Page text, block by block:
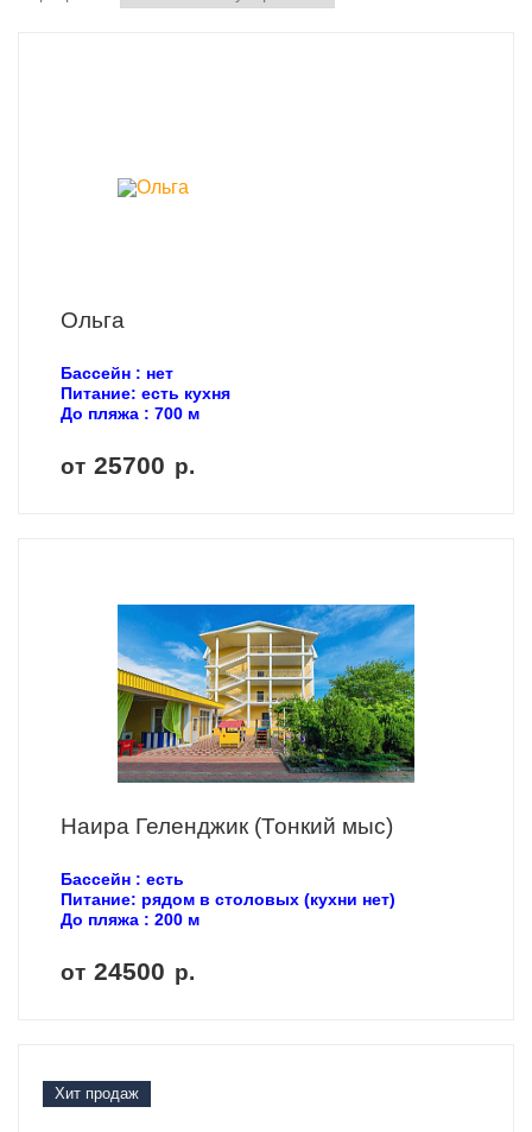
Ольга
Бассейн : нет
Питание: есть кухня
До пляжа : 700 м
от 25700 р.
Наира Геленджик (Тонкий мыс)
Бассейн : есть
Питание: рядом в столовых (кухни нет)
До пляжа : 200 м
от 24500 р.
Хит продаж